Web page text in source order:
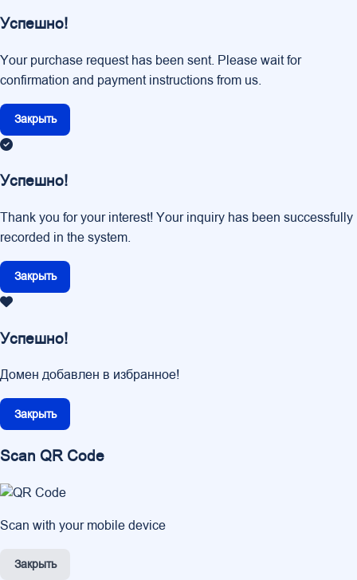
Успешно!
Your purchase request has been sent. Please wait for
confirmation and payment instructions from us.
Закрыть
Успешно!
Thank you for your interest! Your inquiry has been successfully
recorded in the system.
Закрыть
Успешно!
Домен добавлен в избранное!
Закрыть
Scan QR Code
Scan with your mobile device
Закрыть